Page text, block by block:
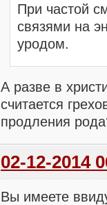
При частой
связями на
уродом.
А разве в
считается
продления
02-12-2014
Вы имеете